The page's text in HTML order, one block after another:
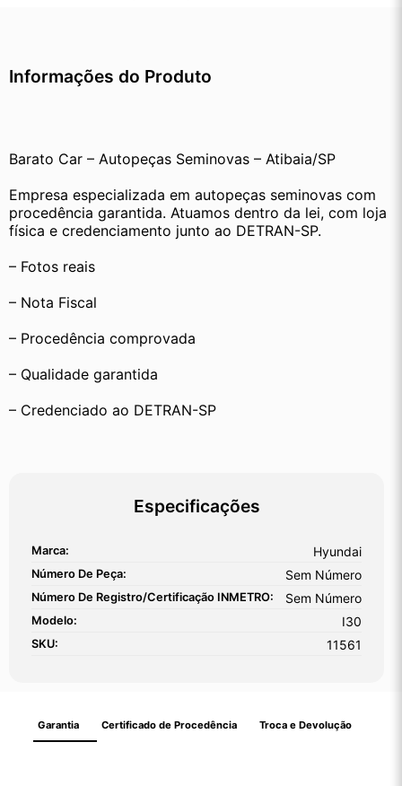
Informações do Produto
Barato Car – Autopeças Seminovas – Atibaia/SP
Empresa especializada em autopeças seminovas com
procedência garantida. Atuamos dentro da lei, com loja
física e credenciamento junto ao DETRAN-SP.
– Fotos reais
– Nota Fiscal
– Procedência comprovada
– Qualidade garantida
– Credenciado ao DETRAN-SP
Especificações
Marca: Hyundai
Número De Peça: Sem Número
Número De Registro/certificação INMETRO: Sem Número
Modelo: I30
SKU: 11561
Garantia Certificado de Procedência Troca e Devolução